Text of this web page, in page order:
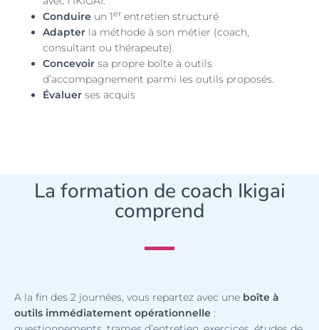
Conduire un 1er entretien structuré
Adapter la méthode à son métier (coach,
consultant ou thérapeute).
Concevoir sa propre boîte à outils
d’accompagnement parmi les outils proposés.
Évaluer ses acquis
La formation de coach Ikigai
comprend
A la fin des 2 journées, vous repartez avec une boîte à
outils immédiatement opérationnelle :